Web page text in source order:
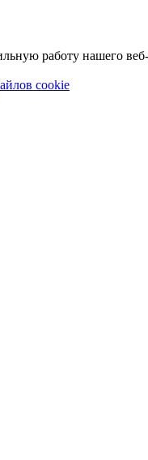
работу нашего веб-
cookie